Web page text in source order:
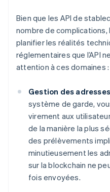
Bien que les API de
nombre de
planifier les réalités
réglementaires que l’API
attention à ces domaines :
Gestion des
système de garde,
virement aux
de la manière la plus
des prélèvements
minutieusement les
sur la blockchain ne
fois envoyées.